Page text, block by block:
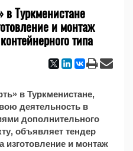
Туркменистане
и монтаж
типа
в Туркменистане,
деятельность в
дополнительного
объявляет тендер
изготовление и монтаж